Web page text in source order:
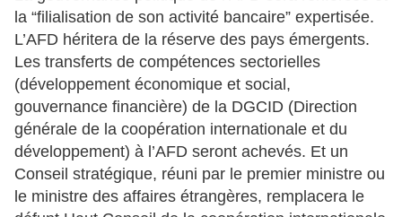
la “filialisation de son activité bancaire” expertisée.
L’AFD héritera de la réserve des pays émergents.
Les transferts de compétences sectorielles
(développement économique et social,
gouvernance financière) de la DGCID (Direction
générale de la coopération internationale et du
développement) à l’AFD seront achevés. Et un
Conseil stratégique, réuni par le premier ministre ou
le ministre des affaires étrangères, remplacera le